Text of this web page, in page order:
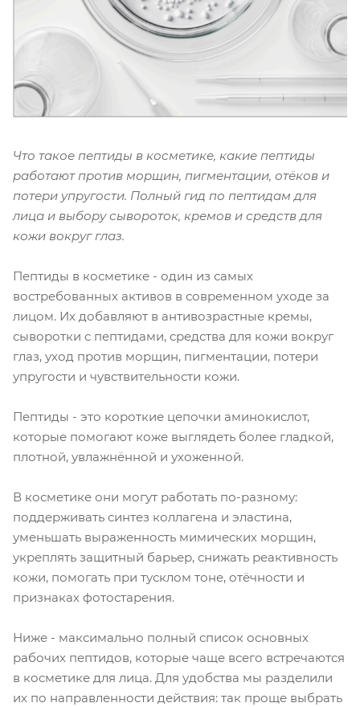
Что такое пептиды в косметике, какие пептиды
работают против морщин, пигментации, отёков и
потери упругости. Полный гид по пептидам для
лица и выбору сывороток, кремов и средств для
кожи вокруг глаз.
Пептиды в косметике - один из самых
востребованных активов в современном уходе за
лицом. Их добавляют в антивозрастные кремы,
сыворотки с пептидами, средства для кожи вокруг
глаз, уход против морщин, пигментации, потери
упругости и чувствительности кожи.
Пептиды - это короткие цепочки аминокислот,
которые помогают коже выглядеть более гладкой,
плотной, увлажнённой и ухоженной.
В косметике они могут работать по-разному:
поддерживать синтез коллагена и эластина,
уменьшать выраженность мимических морщин,
укреплять защитный барьер, снижать реактивность
кожи, помогать при тусклом тоне, отёчности и
признаках фотостарения.
Ниже - максимально полный список основных
рабочих пептидов, которые чаще всего встречаются
в косметике для лица. Для удобства мы разделили
их по направленности действия: так проще выбрать